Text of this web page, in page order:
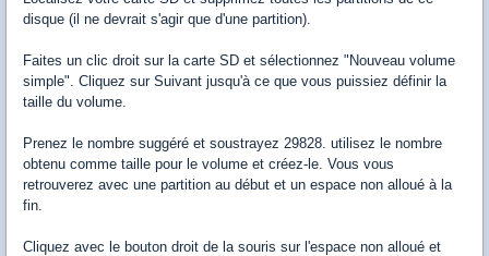
disque (il ne devrait s'agir que d'une partition).
Faites un clic droit sur la carte SD et sélectionnez "Nouveau volume
simple". Cliquez sur Suivant jusqu'à ce que vous puissiez définir la
taille du volume.
Prenez le nombre suggéré et soustrayez 29828. utilisez le nombre
obtenu comme taille pour le volume et créez-le. Vous vous
retrouverez avec une partition au début et un espace non alloué à la
fin.
Cliquez avec le bouton droit de la souris sur l'espace non alloué et